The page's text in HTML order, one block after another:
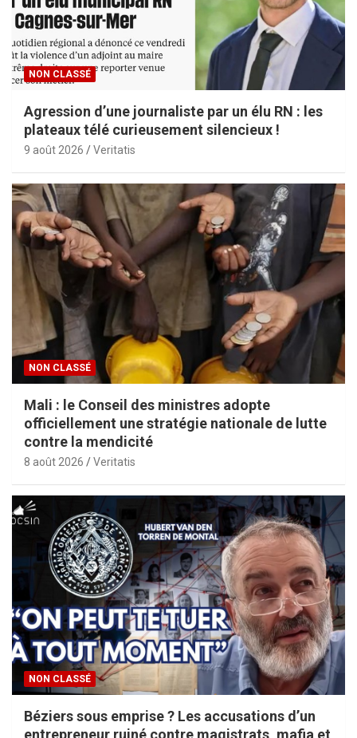
NON CLASSÉ
Agression d’une journaliste par un élu RN : les
plateaux télé curieusement silencieux !
9 août 2026 Veritatis
NON CLASSÉ
Mali : le Conseil des ministres adopte
officiellement une stratégie nationale de lutte
contre la mendicité
8 août 2026 Veritatis
NON CLASSÉ
Béziers sous emprise ? Les accusations d’un